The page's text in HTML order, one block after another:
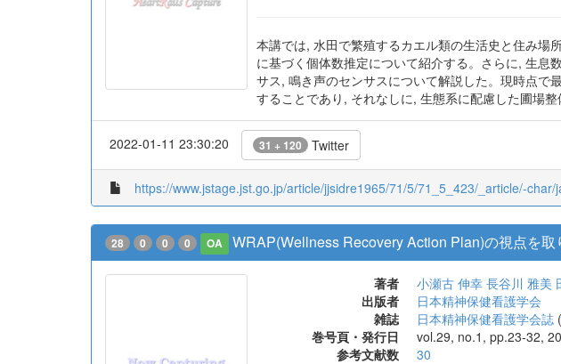
本講では, 水田で繁殖するカエル類の生活史と住み場
に基づく個体数推定について紹介する。さらに, 生息
サス, 鳴き声のセンサスについて解説した。現時点で
することであり, それなしに, 生態系に配慮した圃場
2022-01-11 23:30:20 31 + 120 Twitter
https://www.jstage.jst.go.jp/article/jjsidre1965/71/5/71_5_423/_article/-char/
28 0 0 0 OA WRAP(Wellness Recovery Action Plan)の視点を
著者 小瀬古 伸幸 長谷川 雅美
出版者
日本精神保健看護学会
雑誌
日本精神保健看護学会誌 (
巻号頁・発行日
vol.29, no.1, pp.23-32,
参考文献数
30